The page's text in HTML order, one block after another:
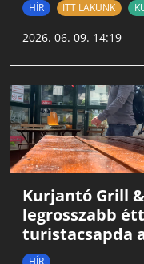
HÍR ITT LAKUNK
2026. 06. 09. 14:19
Kurjantó Grill
legrosszabb
turistacsapda